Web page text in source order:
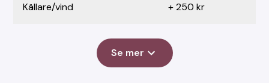
Källare/vind + 250 kr
Se mer